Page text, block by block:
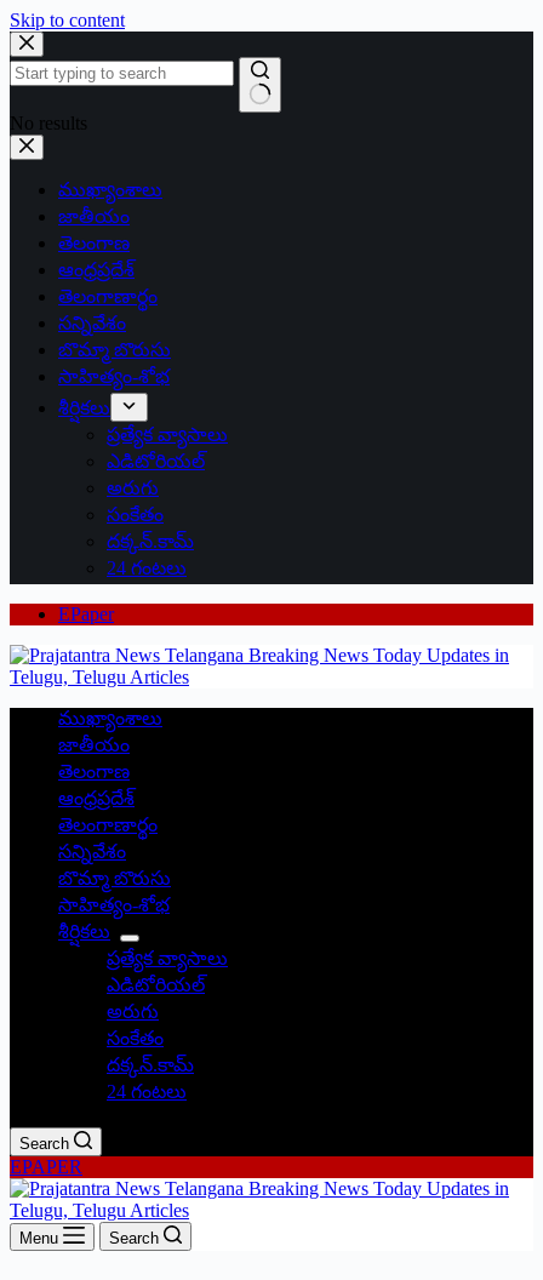
Skip to content
No results
ముఖ్యాంశాలు
జాతీయం
తెలంగాణ
ఆంధ్రప్రదేశ్
తెలంగాణార్థం
సన్నివేశం
బొమ్మా బొరుసు
సాహిత్యం-శోభ
శీర్షికలు
ప్రత్యేక వ్యాసాలు
ఎడిటోరియల్
అరుగు
సంకేతం
దక్కన్.కామ్
24 గంటలు
EPaper
ముఖ్యాంశాలు
జాతీయం
తెలంగాణ
ఆంధ్రప్రదేశ్
తెలంగాణార్థం
సన్నివేశం
బొమ్మా బొరుసు
సాహిత్యం-శోభ
శీర్షికలు
ప్రత్యేక వ్యాసాలు
ఎడిటోరియల్
అరుగు
సంకేతం
దక్కన్.కామ్
24 గంటలు
Search
EPAPER
Menu Search